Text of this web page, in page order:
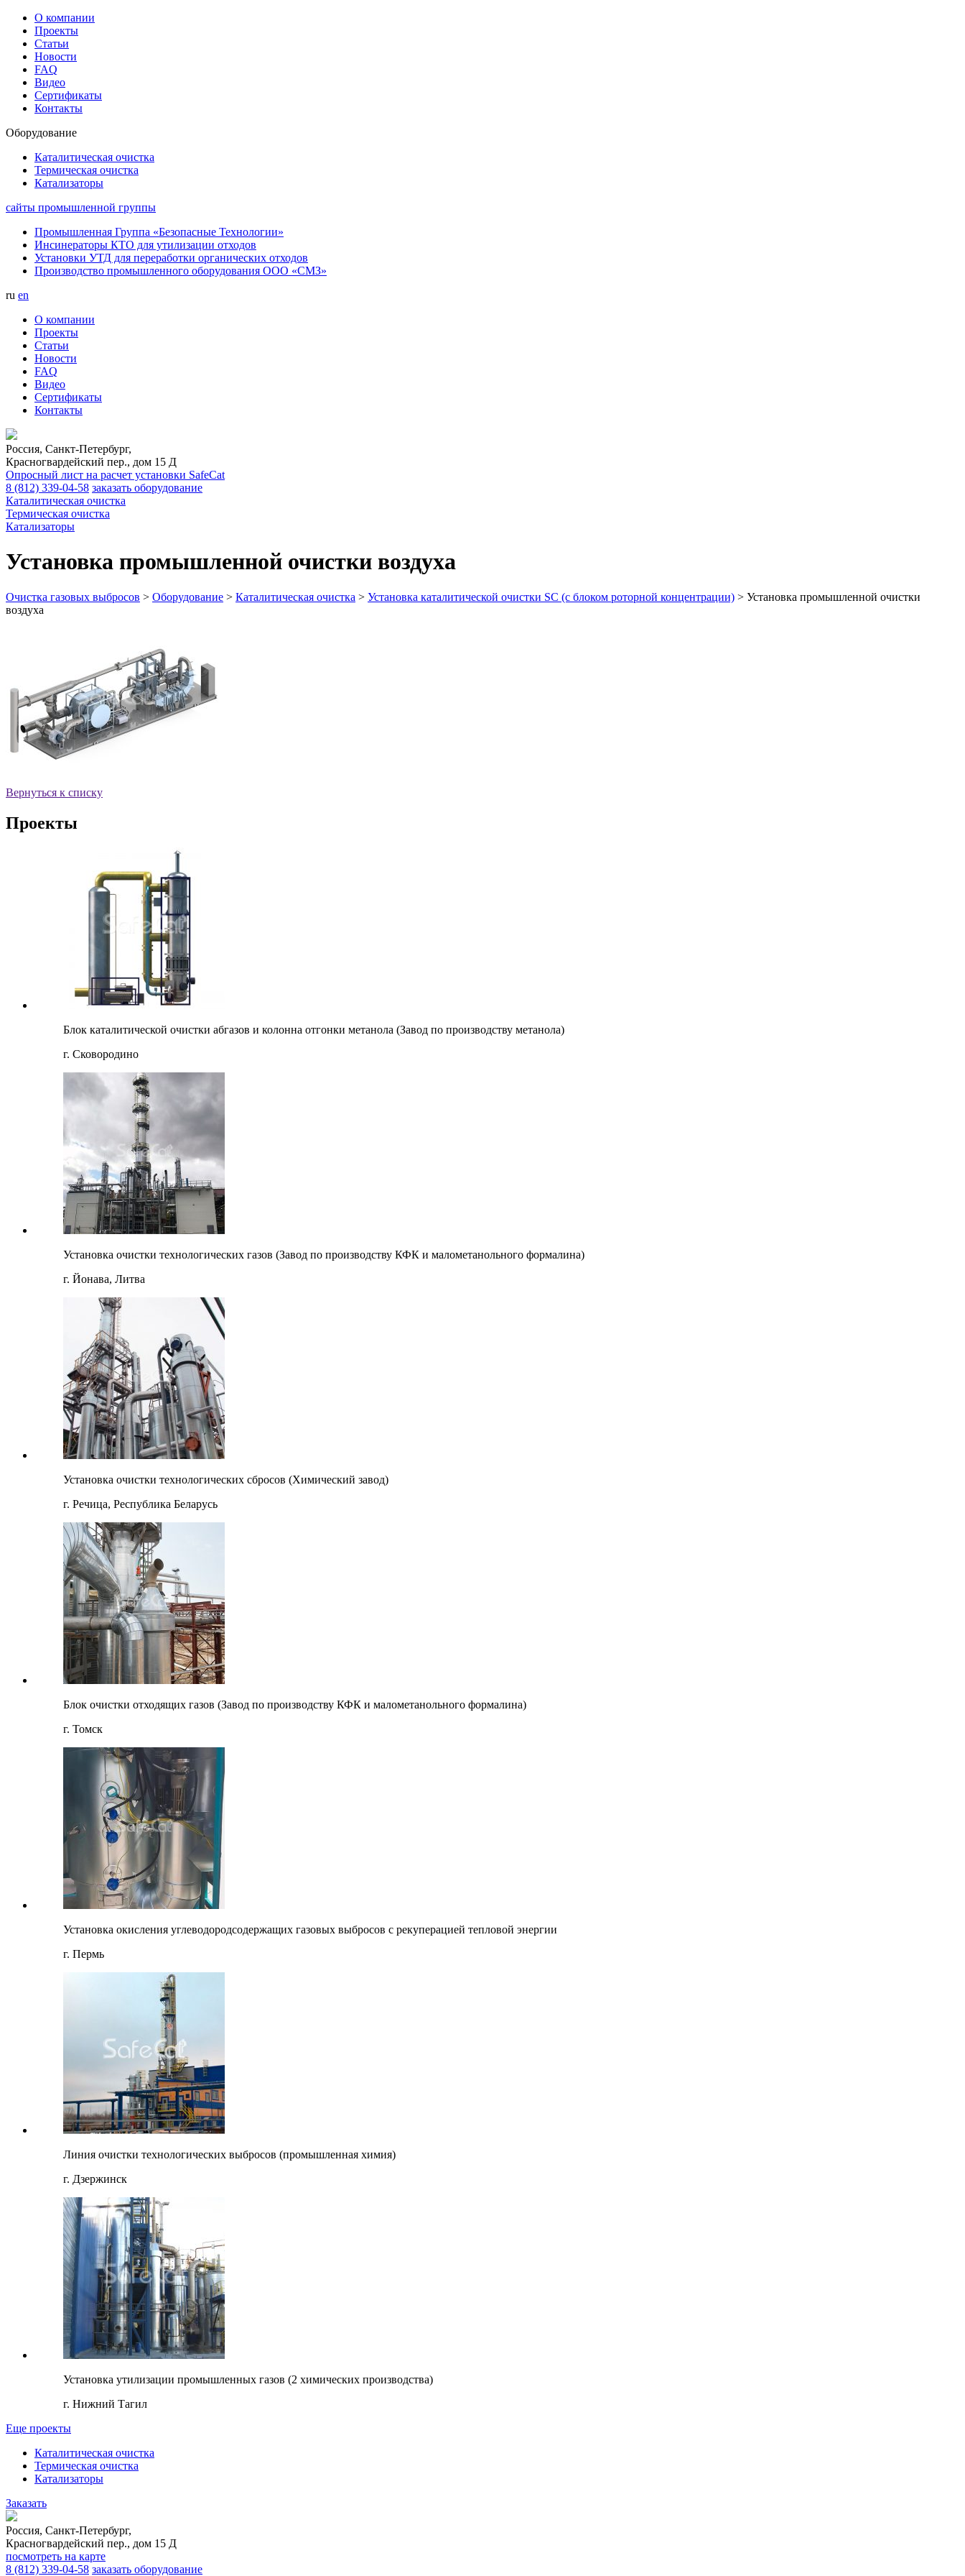
О компании
Проекты
Статьи
Новости
FAQ
Видео
Сертификаты
Контакты
Оборудование
Каталитическая очистка
Термическая очистка
Катализаторы
сайты промышленной группы
Промышленная Группа «Безопасные Технологии»
Инсинераторы КТО для утилизации отходов
Установки УТД для переработки органических отходов
Производство промышленного оборудования ООО «СМЗ»
ru en
О компании
Проекты
Статьи
Новости
FAQ
Видео
Сертификаты
Контакты
Россия, Санкт-Петербург,
Красногвардейский пер., дом 15 Д
Опросный лист на расчет установки SafeCat
8 (812) 339-04-58 заказать оборудование
Каталитическая очистка
Термическая очистка
Катализаторы
Установка промышленной очистки воздуха
Очистка газовых выбросов > Оборудование > Каталитическая очистка > Установка каталитической очистки SC (с блоком роторной концентрации) > Установка промышленной очистки
воздуха
Вернуться к списку
Проекты
Блок каталитической очистки абгазов и колонна отгонки метанола (Завод по производству метанола)
г. Сковородино
Установка очистки технологических газов (Завод по производству КФК и малометанольного формалина)
г. Йонава, Литва
Установка очистки технологических сбросов (Химический завод)
г. Речица, Республика Беларусь
Блок очистки отходящих газов (Завод по производству КФК и малометанольного формалина)
г. Томск
Установка окисления углеводородсодержащих газовых выбросов с рекуперацией тепловой энергии
г. Пермь
Линия очистки технологических выбросов (промышленная химия)
г. Дзержинск
Установка утилизации промышленных газов (2 химических производства)
г. Нижний Тагил
Еще проекты
Каталитическая очистка
Термическая очистка
Катализаторы
Заказать
Россия, Санкт-Петербург,
Красногвардейский пер., дом 15 Д
посмотреть на карте
8 (812) 339-04-58 заказать оборудование